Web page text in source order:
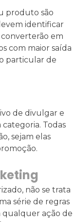
produto são
identificar
em
com maior saída
particular de
de divulgar e
Todas
sejam elas
não se trata
série de regras
qualquer ação de